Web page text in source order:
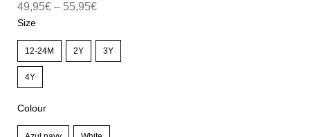
49,95€ – 55,95€
Size
12-24M 2Y 3Y
4Y
Colour